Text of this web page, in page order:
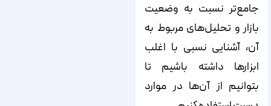
جامع‌‌‌‌تر نسبت به وضعیت
بازار و تحلیل‌‌‌‌های مربوط به
آن، آشنایی نسبی با اغلب
ابزارها داشته باشیم تا
بتوانیم از آن‌‌‌‌ها در موارد